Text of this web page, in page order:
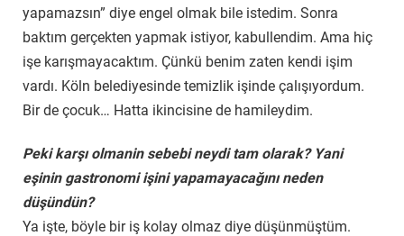
yapamazsın” diye engel olmak bile istedim. Sonra
baktım gerçekten yapmak istiyor, kabullendim. Ama hiç
işe karışmayacaktım. Çünkü benim zaten kendi işim
vardı. Köln belediyesinde temizlik işinde çalışıyordum.
Bir de çocuk… Hatta ikincisine de hamileydim.
Peki karşı olmanin sebebi neydi tam olarak? Yani
eşinin gastronomi işini yapamayacağını neden
düşündün?
Ya işte, böyle bir iş kolay olmaz diye düşünmüştüm.